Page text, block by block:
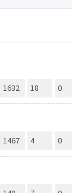
1632 18 0
1467 4 0